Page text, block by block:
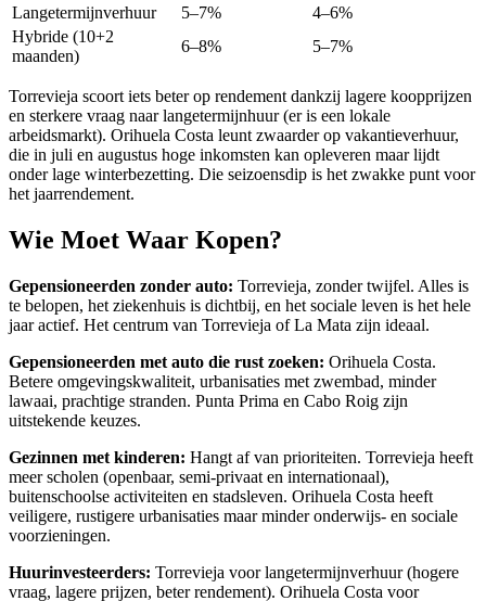
Langetermijnverhuur
5–7%
4–6%
Hybride (10+2
maanden)
6–8% 5–7%
Torrevieja scoort iets beter op rendement dankzij lagere koopprijzen
en sterkere vraag naar langetermijnhuur (er is een lokale
arbeidsmarkt). Orihuela Costa leunt zwaarder op vakantieverhuur,
die in juli en augustus hoge inkomsten kan opleveren maar lijdt
onder lage winterbezetting. Die seizoensdip is het zwakke punt voor
het jaarrendement.
Wie Moet Waar Kopen?
Gepensioneerden zonder auto: Torrevieja, zonder twijfel. Alles is
te belopen, het ziekenhuis is dichtbij, en het sociale leven is het hele
jaar actief. Het centrum van Torrevieja of La Mata zijn ideaal.
Gepensioneerden met auto die rust zoeken: Orihuela Costa.
Betere omgevingskwaliteit, urbanisaties met zwembad, minder
lawaai, prachtige stranden. Punta Prima en Cabo Roig zijn
uitstekende keuzes.
Gezinnen met kinderen: Hangt af van prioriteiten. Torrevieja heeft
meer scholen (openbaar, semi-privaat en internationaal),
buitenschoolse activiteiten en stadsleven. Orihuela Costa heeft
veiligere, rustigere urbanisaties maar minder onderwijs- en sociale
voorzieningen.
Huurinvesteerders: Torrevieja voor langetermijnverhuur (hogere
vraag, lagere prijzen, beter rendement). Orihuela Costa voor